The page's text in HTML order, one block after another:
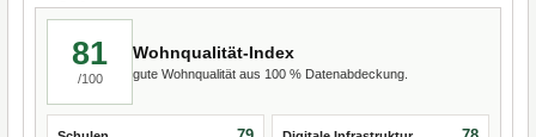
81
/100
Wohnqualität-Index
gute Wohnqualität aus 100 % Datenabdeckung.